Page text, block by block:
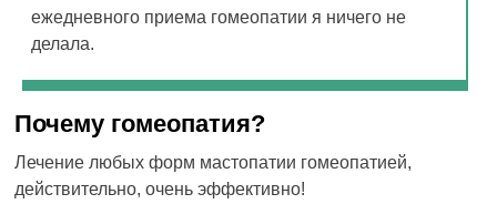
ежедневного приема гомеопатии я ничего не
делала.
Почему гомеопатия?
Лечение любых форм мастопатии гомеопатией,
действительно, очень эффективно!